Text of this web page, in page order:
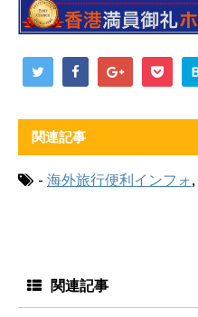
関連記事
- 海外旅行便利インフォ,
関連記事